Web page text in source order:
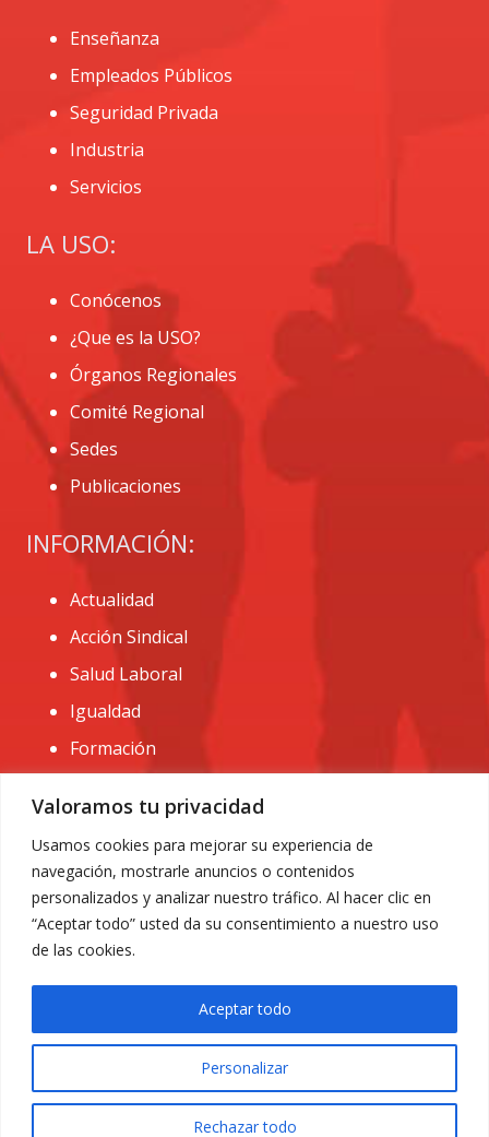
Valoramos tu privacidad
Usamos cookies para mejorar su experiencia de
navegación, mostrarle anuncios o contenidos
personalizados y analizar nuestro tráfico. Al hacer clic en
“Aceptar todo” usted da su consentimiento a nuestro uso
de las cookies.
Personalizar
Rechazar todo
Aceptar todo
Enseñanza
Empleados Públicos
Seguridad Privada
Industria
Servicios
LA USO:
Conócenos
¿Que es la USO?
Órganos Regionales
Comité Regional
Sedes
Publicaciones
INFORMACIÓN:
Actualidad
Acción Sindical
Salud Laboral
Igualdad
Formación
CONTACTO:
administracion@usomurcia.org
968 25 01 20
C/ Huerto de las bombas nº6. 30009 Murcia
Privacidad|
© 2018 Todos los derechos reservados. Diseño web
ACRILONIA